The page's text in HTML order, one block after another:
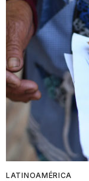
LATINOAMÉRICA